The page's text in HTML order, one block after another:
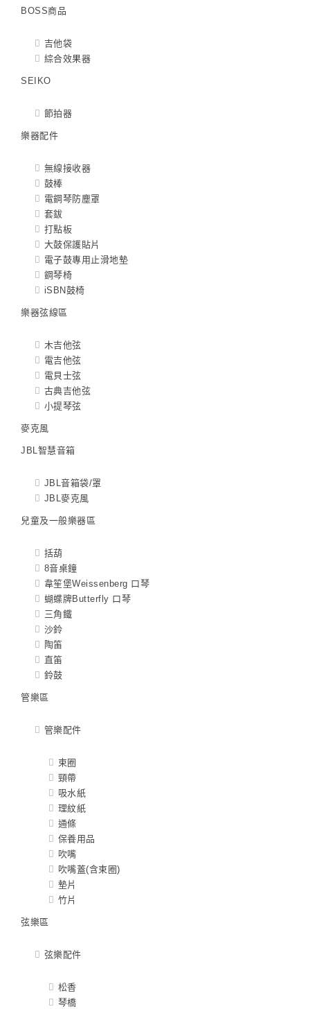
BOSS商品
吉他袋
綜合效果器
SEIKO
節拍器
樂器配件
無線接收器
鼓棒
電鋼琴防塵罩
套鈸
打點板
大鼓保護貼片
電子鼓專用止滑地墊
鋼琴椅
iSBN鼓椅
樂器弦線區
木吉他弦
電吉他弦
電貝士弦
古典吉他弦
小提琴弦
麥克風
JBL智慧音箱
JBL音箱袋/罩
JBL麥克風
兒童及一般樂器區
括葫
8音桌鐘
韋笙堡Weissenberg 口琴
蝴蝶牌Butterfly 口琴
三角鐵
沙鈴
陶笛
直笛
鈴鼓
管樂區
管樂配件
束圈
頸帶
吸水紙
理紋紙
通條
保養用品
吹嘴
吹嘴蓋(含束圈)
墊片
竹片
弦樂區
弦樂配件
松香
琴橋